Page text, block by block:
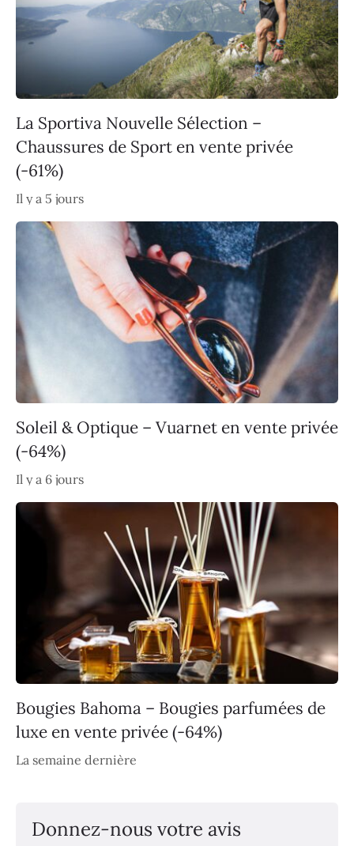
La Sportiva Nouvelle Sélection –
Chaussures de Sport en vente privée
(-61%)
Il y a 5 jours
Soleil & Optique – Vuarnet en vente privée
(-64%)
Il y a 6 jours
Bougies Bahoma – Bougies parfumées de
luxe en vente privée (-64%)
La semaine dernière
Donnez-nous votre avis